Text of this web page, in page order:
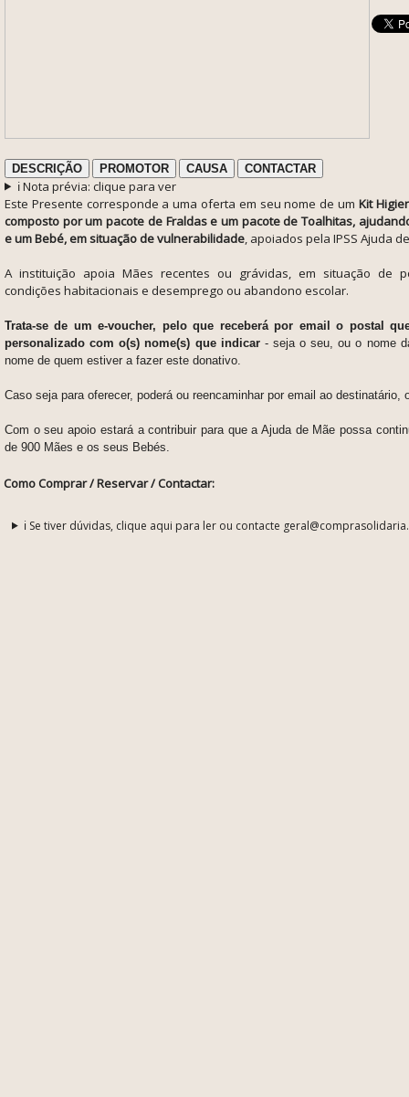
DESCRIÇÃO PROMOTOR CAUSA CONTACTAR
ℹ️ Nota prévia: clique para ver
Este Presente corresponde a uma oferta em seu nome de um Kit
composto por um pacote de Fraldas e um pacote de Toalhitas,
e um Bebé, em situação de vulnerabilidade apoiados pela IPSS Ajuda
A instituição apoia Mães recentes ou grávidas, em situação de
condições habitacionais e desemprego ou abandono escolar.
Trata-se de um e-voucher, pelo que receberá por email o postal
personalizado com o(s) nome(s) que indicar - seja o seu, ou o nome
nome de quem estiver a fazer este donativo.
Caso seja para oferecer, poderá ou reencaminhar por email ao destinatário,
Com o seu apoio estará a contribuir para que a Ajuda de Mãe possa
de 900 Mães e os seus Bebés.
Como Comprar / Reservar / Contactar:
ℹ️ Se tiver dúvidas, clique aqui para ler ou contacte